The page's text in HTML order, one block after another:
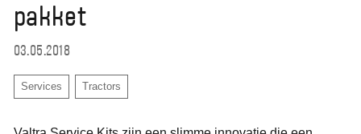
pakket
03.05.2018
Services Tractors